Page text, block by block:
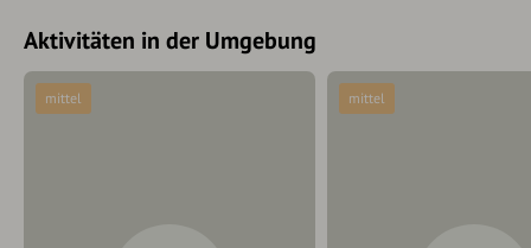
Aktivitäten in der Umgebung
mittel mittel